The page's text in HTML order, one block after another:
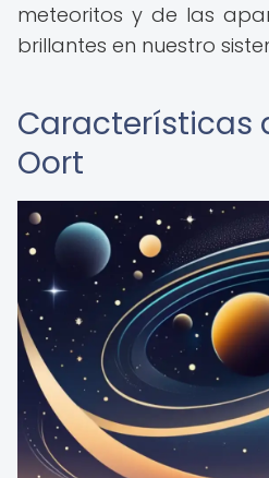
meteoritos y de las
brillantes en nuestro
Características
Oort